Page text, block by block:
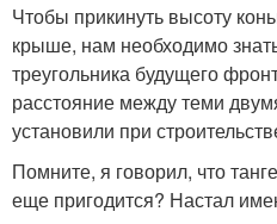
Чтобы прикинуть высоту
крыше, нам необходимо
треугольника будущего
расстояние между теми
установили при
Помните, я говорил, что
еще пригодится? Настал